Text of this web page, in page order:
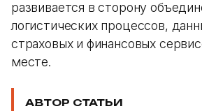
развивается в сторону
логистических процессов,
страховых и финансовых
месте.
АВТОР СТАТЬИ